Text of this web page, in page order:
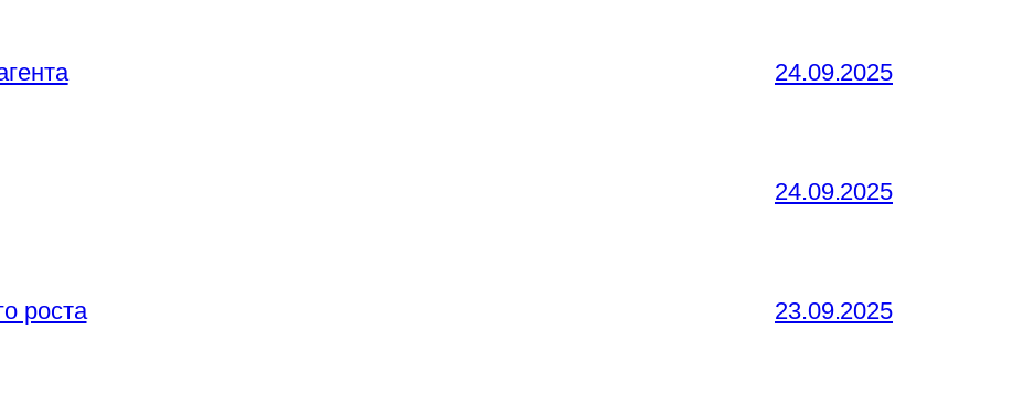
24.09.2025
24.09.2025
роста 23.09.2025